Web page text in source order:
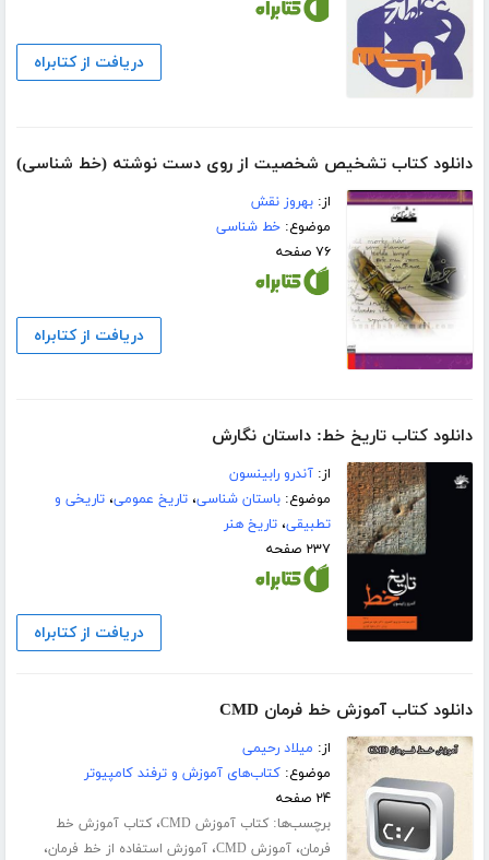
دریافت از کتابراه
دانلود کتاب تشخیص شخصیت از روی دست نوشته (خط شناسی)
از:بهروز نقش
موضوع:خط شناسی
۷۶ صفحه
دریافت از کتابراه
دانلود کتاب تاریخ خط: داستان نگارش
از:آندرو رابینسون
موضوع:باستان شناسی،تاریخ عمومی،تاریخی و
تطبیقی،تاریخ هنر
۲۳۷ صفحه
دریافت از کتابراه
دانلود کتاب آموزش خط فرمان CMD
از: میلاد رحیمی
موضوع:کتاب‌های آموزش و ترفند کامپیوتر
۲۴ صفحه
برچسب‌ها:کتاب آموزش CMD ،کتاب آموزش خط
فرمان،آموزش CMD ،آموزش استفاده از خط فرمان،